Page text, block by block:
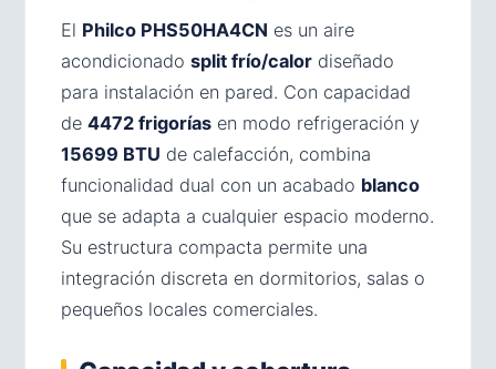
El Philco PHS50HA4CN es un aire
acondicionado split frío/calor diseñado
para instalación en pared. Con capacidad
de 4472 frigorías en modo refrigeración y
15699 BTU de calefacción, combina
funcionalidad dual con un acabado blanco
que se adapta a cualquier espacio moderno.
Su estructura compacta permite una
integración discreta en dormitorios, salas o
pequeños locales comerciales.